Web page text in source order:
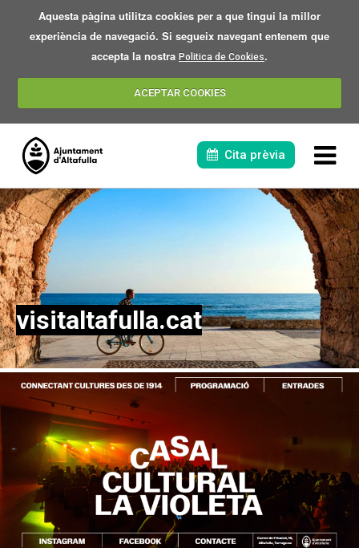
Aquesta pàgina utilitza cookies per a que tingui la millor
experiència de navegació. Si segueix navegant entenem que
accepta la nostra Politica de Cookies.
ACEPTAR COOKIES
Cita prèvia
visitaltafulla.cat